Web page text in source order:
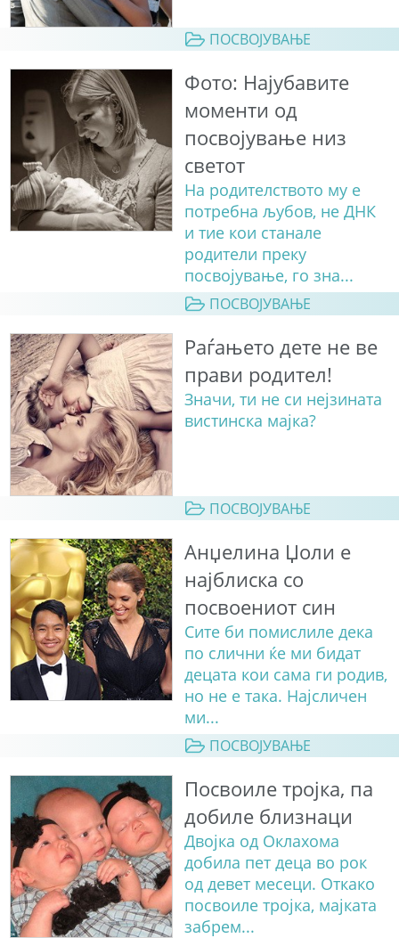
ПОСВОЈУВАЊЕ
Фото: Најубавите
моменти од
посвојување низ
светот
На родителството му е
потребна љубов, не ДНК
и тие кои станале
родители преку
посвојување, го зна...
ПОСВОЈУВАЊЕ
Раѓањето дете не ве
прави родител!
Значи, ти не си нејзината
вистинска мајка?
ПОСВОЈУВАЊЕ
Анџелина Џоли е
најблиска со
посвоениот син
Сите би помислиле дека
по слични ќе ми бидат
децата кои сама ги родив,
но не е така. Најсличен
ми...
ПОСВОЈУВАЊЕ
Посвоиле тројка, па
добиле близнаци
Двојка од Оклахома
добила пет деца во рок
од девет месеци. Откако
посвоиле тројка, мајката
забрем...